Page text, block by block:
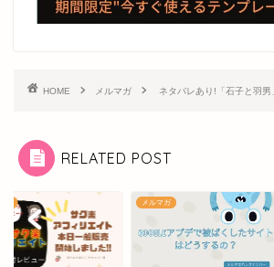
HOME メルマガ ネタバレあり!「石子と羽
RELATED POST
メルマガ